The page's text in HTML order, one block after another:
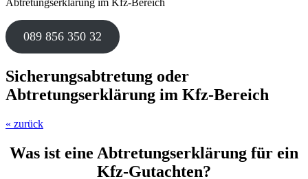
Abtretungserklärung im Kfz-Bereich
089 856 350 32
Sicherungsabtretung oder
Abtretungserklärung im Kfz-Bereich
« zurück
Was ist eine Abtretungserklärung für ein
Kfz-Gutachten?